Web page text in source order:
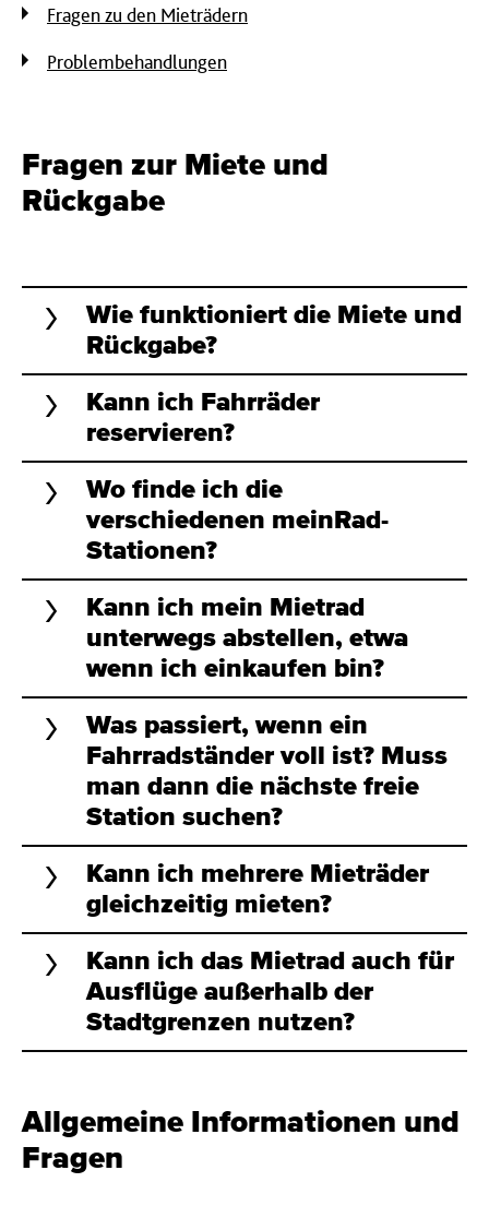
Fragen zu den Mieträdern
Problembehandlungen
Fragen zur Miete und
Rückgabe
Wie funktioniert die Miete und
Rückgabe?
Kann ich Fahrräder
reservieren?
Wo finde ich die
verschiedenen meinRad-
Stationen?
Kann ich mein Mietrad
unterwegs abstellen, etwa
wenn ich einkaufen bin?
Was passiert, wenn ein
Fahrradständer voll ist? Muss
man dann die nächste freie
Station suchen?
Kann ich mehrere Mieträder
gleichzeitig mieten?
Kann ich das Mietrad auch für
Ausflüge außerhalb der
Stadtgrenzen nutzen?
Allgemeine Informationen und
Fragen